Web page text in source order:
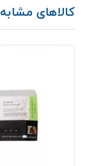
کالاهای مشابه